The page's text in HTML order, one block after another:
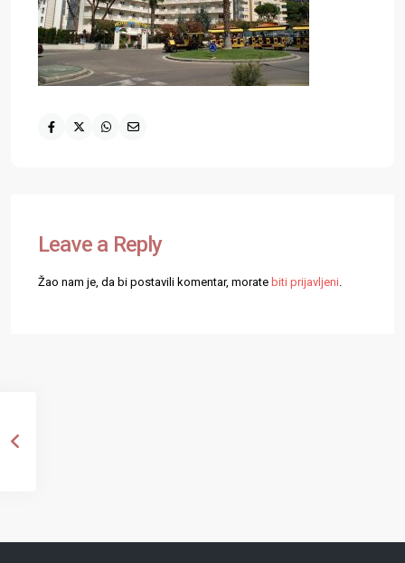
Leave a Reply
Žao nam je, da bi postavili komentar, morate biti prijavljeni.